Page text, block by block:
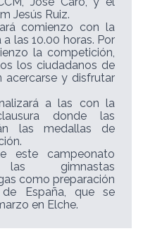
Jesús Ruiz.
comienzo con la
las 10.00 horas. Por
la competición,
los ciudadanos de
acercarse y disfrutar
a las con la
donde las
las medallas de
este campeonato
gimnastas
como preparación
España, que se
en Elche.